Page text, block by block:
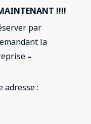
MAINTENANT !!!!
par
la
–
adresse :